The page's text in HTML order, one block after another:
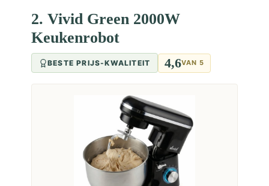
2. Vivid Green 2000W
Keukenrobot
BESTE PRIJS-KWALITEIT 4,6VAN 5